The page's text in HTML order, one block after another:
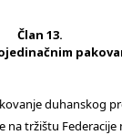
Član 13.
duhanskog
na tržištu Federacije